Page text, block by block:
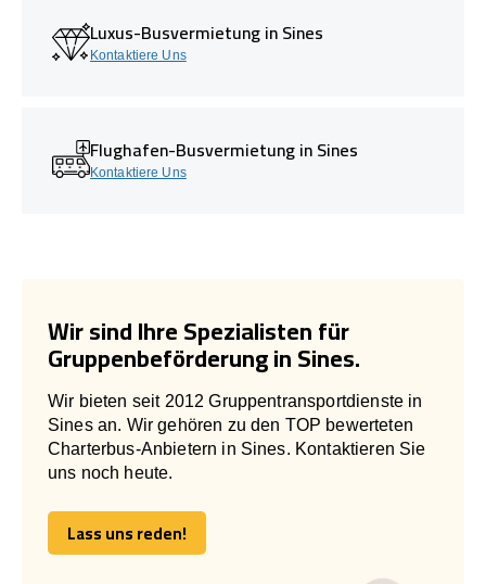
Luxus-Busvermietung in Sines
Kontaktiere Uns
Flughafen-Busvermietung in Sines
Kontaktiere Uns
Wir sind Ihre Spezialisten für
Gruppenbeförderung in Sines.
Wir bieten seit 2012 Gruppentransportdienste in
Sines an. Wir gehören zu den TOP bewerteten
Charterbus-Anbietern in Sines. Kontaktieren Sie
uns noch heute.
Lass uns reden!
Lass uns reden!